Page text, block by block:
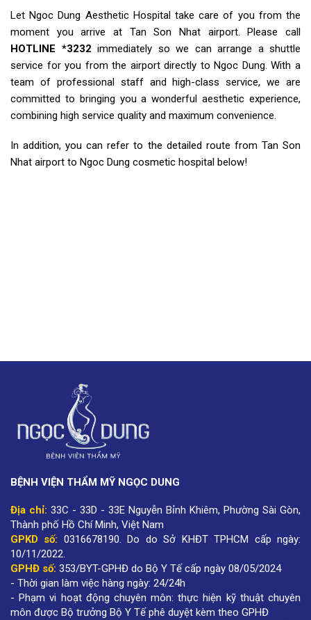
Let Ngoc Dung Aesthetic Hospital take care of you from the
moment you arrive at Tan Son Nhat airport. Please call
HOTLINE *3232 immediately so we can arrange a shuttle
service for you from the airport directly to Ngoc Dung. With a
team of professional staff and high-class service, we are
committed to bringing you a wonderful aesthetic experience,
combining high service quality and maximum convenience.
In addition, you can refer to the detailed route from Tan Son
Nhat airport to Ngoc Dung cosmetic hospital below!
BỆNH VIỆN THẨM MỸ NGỌC DUNG
Địa chỉ: 33C - 33D - 33E Nguyễn Bỉnh Khiêm, Phường Sài Gòn,
Thành phố Hồ Chí Minh, Việt Nam
GPKD số: 0316678190. Do do Sở KHĐT TPHCM cấp ngày:
10/11/2022.
GPHĐ số: 353/BYT-GPHĐ do Bộ Y Tế cấp ngày 08/05/2024
- Thời gian làm việc hàng ngày: 24/24h
- Phạm vi hoạt động chuyên môn: thực hiện kỹ thuật chuyên
môn được Bộ trưởng Bộ Y Tế phê duyệt kèm theo GPHĐ